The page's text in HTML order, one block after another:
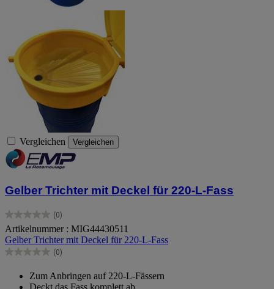
Vergleichen Vergleichen
Gelber Trichter mit Deckel für 220-L-Fass
(0)
0.0
von
5
Sternen.
Artikelnummer : MIG44430511
Gelber Trichter mit Deckel für 220-L-Fass
(0)
0.0
Zum Anbringen auf 220-L-Fässern